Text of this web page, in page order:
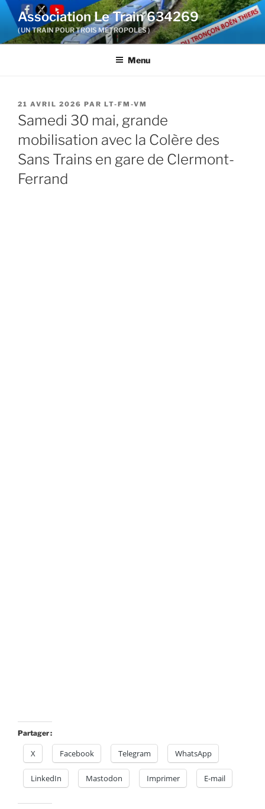
Aller
contenu
Association Le Train 634269
( UN TRAIN POUR TROIS METROPOLES )
Menu
PUBLIÉ
LE
21 AVRIL 2026 PAR LT-FM-VM
Samedi 30 mai, grande
mobilisation avec la Colère des
Sans Trains en gare de Clermont-
Ferrand
Partager :
X Facebook Telegram WhatsApp
LinkedIn Mastodon Imprimer E-mail